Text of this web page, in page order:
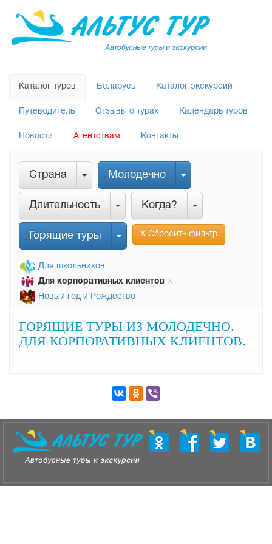
Каталог туров Беларусь Каталог экскурсий
Путеводитель Отзывы о турах Календарь туров
Новости Агентствам Контакты
Страна Молодечно
Длительность Когда?
Горящие туры Х Сбросить фильтр
Для школьников
Для корпоративных клиентов Х
Новый год и Рождество
ГОРЯЩИЕ ТУРЫ ИЗ МОЛОДЕЧНО.
ДЛЯ КОРПОРАТИВНЫХ КЛИЕНТОВ.